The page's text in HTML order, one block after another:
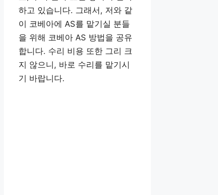
하고 있습니다. 그래서, 저와 같
이 코베아에 AS를 맡기실 분들
을 위해 코베아 AS 방법을 공유
합니다. 수리 비용 또한 그리 크
지 않으니, 바로 수리를 맡기시
기 바랍니다.